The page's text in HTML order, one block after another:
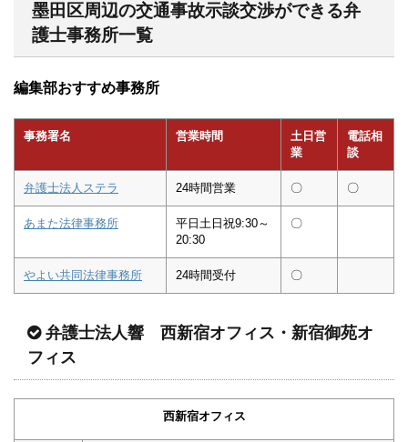
墨田区周辺の交通事故示談交渉ができる弁
護士事務所一覧
編集部おすすめ事務所
事務署名 営業時間
土日営
業
電話相
談
弁護士法人ステラ 24時間営業 〇 〇
あまた法律事務所
平日土日祝9:30～
20:30
〇
やよい共同法律事務所 24時間受付 〇
弁護士法人響 西新宿オフィス・新宿御苑オ
フィス
西新宿オフィス